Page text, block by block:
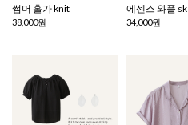
썸머 홀가 knit
38,000원
에센스 와플 sk
34,000원